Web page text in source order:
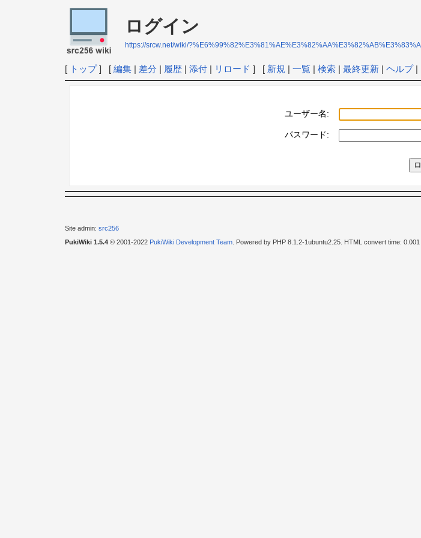
ログイン
https://srcw.net/wiki/
[ トップ] [ 編集| 差分 | 履歴| 添付| リロード ] [ 新規 | 一覧| 検索| 最終更新| ヘルプ|
ユーザー名:
パスワード:
Site admin: src256
PukiWiki 1.5.4© 2001-2022 PukiWiki Development Team. Powered by PHP 8.1.2-1ubuntu2.25. HTML convert time: 0.001